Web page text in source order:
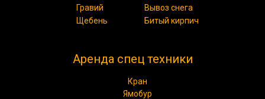
Аренда спец техники
Кран
Ямобур
Гравий
Щебень
Вывоз снега
Битый кирпич